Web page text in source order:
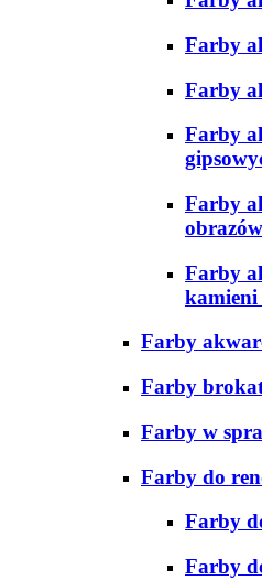
Farby
Farby
Farby
Farby
Farby
kamieni
Farby
Farby
Farby w
Farby do
Farby
Farby